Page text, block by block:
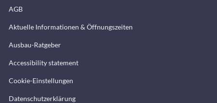
AGB
Aktuelle Informationen & Öffnungszeiten
Ausbau-Ratgeber
Accessibility statement
Cookie-Einstellungen
Datenschutzerklärung